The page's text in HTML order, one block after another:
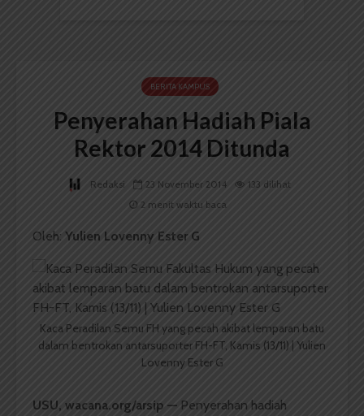
BERITA KAMPUS
Penyerahan Hadiah Piala
Rektor 2014 Ditunda
Redaksi 23 November 2014
133 dilihat
2 menit waktu baca
Oleh: Yulien Lovenny Ester G
Kaca Peradilan Semu FH yang pecah akibat lemparan batu
dalam bentrokan antarsuporter FH-FT, Kamis (13/11) | Yulien
Lovenny Ester G
USU, wacana.org/arsip — Penyerahan hadiah